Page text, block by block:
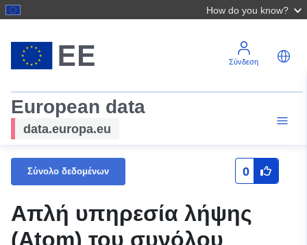
How do you know?
Σύνδεση
European data
data.europa.eu
Σύνολο δεδομένων 0
Απλή υπηρεσία λήψης
(Atom) του συνόλου